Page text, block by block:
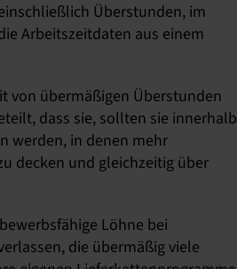
Überstunden, im
Arbeitszeitdaten aus einem
von übermäßigen Überstunden
dass sie, sollten sie innerhalb
werden, in denen mehr
decken und gleichzeitig über
Löhne bei
die übermäßig viele